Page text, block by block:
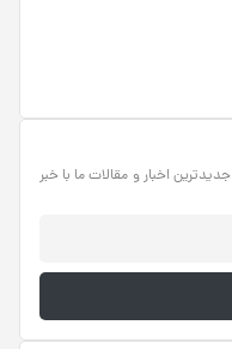
اخبار و مقالات ما با خبر